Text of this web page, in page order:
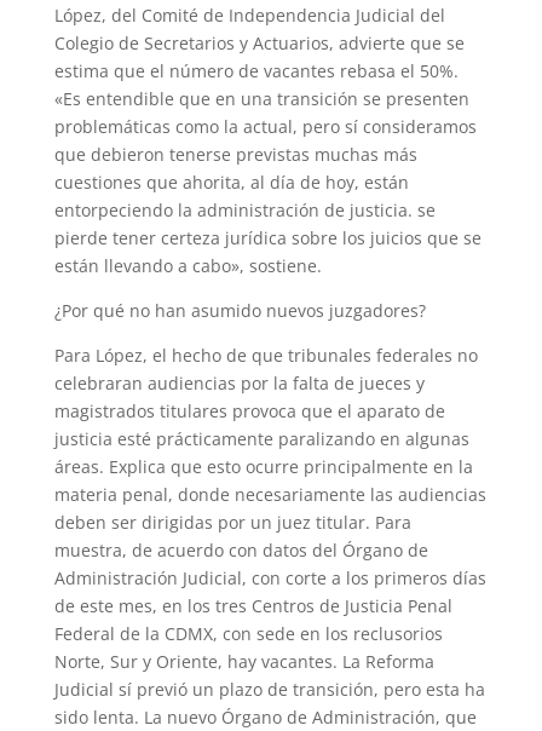
López, del Comité de Independencia Judicial del
Colegio de Secretarios y Actuarios, advierte que se
estima que el número de vacantes rebasa el 50%.
«Es entendible que en una transición se presenten
problemáticas como la actual, pero sí consideramos
que debieron tenerse previstas muchas más
cuestiones que ahorita, al día de hoy, están
entorpeciendo la administración de justicia. se
pierde tener certeza jurídica sobre los juicios que se
están llevando a cabo», sostiene.
¿Por qué no han asumido nuevos juzgadores?
Para López, el hecho de que tribunales federales no
celebraran audiencias por la falta de jueces y
magistrados titulares provoca que el aparato de
justicia esté prácticamente paralizando en algunas
áreas. Explica que esto ocurre principalmente en la
materia penal, donde necesariamente las audiencias
deben ser dirigidas por un juez titular. Para
muestra, de acuerdo con datos del Órgano de
Administración Judicial, con corte a los primeros días
de este mes, en los tres Centros de Justicia Penal
Federal de la CDMX, con sede en los reclusorios
Norte, Sur y Oriente, hay vacantes. La Reforma
Judicial sí previó un plazo de transición, pero esta ha
sido lenta. La nuevo Órgano de Administración, que